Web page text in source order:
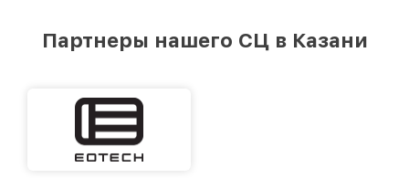
Казани, постоянно повышая уровень доверия
Партнеры нашего СЦ в Казани